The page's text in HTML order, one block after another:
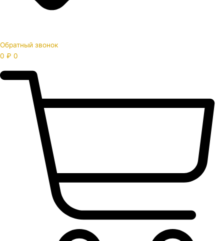
Обратный звонок
0 ₽ 0